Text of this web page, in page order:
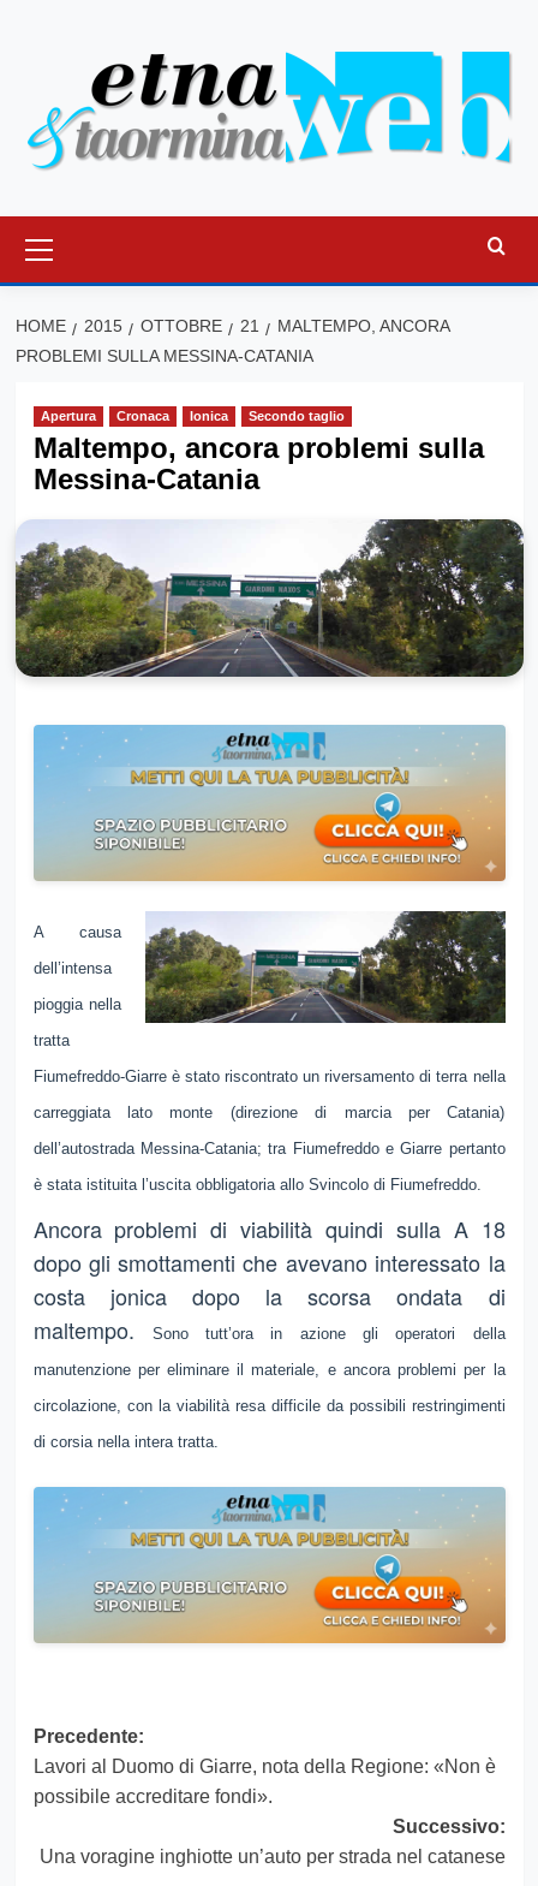
principale
HOME 2015 OTTOBRE 21
MALTEMPO, ANCORA
PROBLEMI SULLA MESSINA-CATANIA
Apertura Cronaca Ionica Secondo taglio
Maltempo, ancora problemi sulla
Messina-Catania
A causa
dell’intensa
pioggia nella
tratta
Fiumefreddo-Giarre è stato riscontrato un riversamento di terra nella
carreggiata lato monte (direzione di marcia per Catania)
dell’autostrada Messina-Catania; tra Fiumefreddo e Giarre pertanto
è stata istituita l’uscita obbligatoria allo Svincolo di Fiumefreddo.
Ancora problemi di viabilità quindi sulla A 18
dopo gli smottamenti che avevano interessato la
costa jonica dopo la scorsa ondata di
maltempo.
Sono tutt’ora in azione gli operatori della
manutenzione per eliminare il materiale, e ancora problemi per la
circolazione, con la viabilità resa difficile da possibili restringimenti
di corsia nella intera tratta.
Navigazione
articolo
Precedente:
Lavori al Duomo di Giarre, nota della Regione: «Non è
possibile accreditare fondi».
Successivo:
Una voragine inghiotte un’auto per strada nel catanese